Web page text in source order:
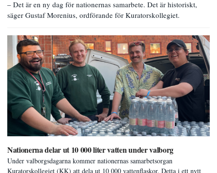
– Det är en ny dag för nationernas samarbete. Det är historiskt,
säger Gustaf Morenius, ordförande för Kuratorskollegiet.
Nationerna delar ut 10 000 liter vatten under valborg
Under valborgsdagarna kommer nationernas samarbetsorgan
Kuratorskollegiet (KK) att dela ut 10 000 vattenflaskor. Detta i ett nytt